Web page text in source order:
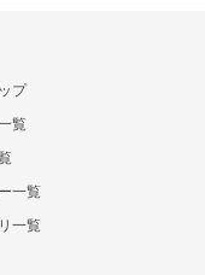
プ
覧
一覧
一覧